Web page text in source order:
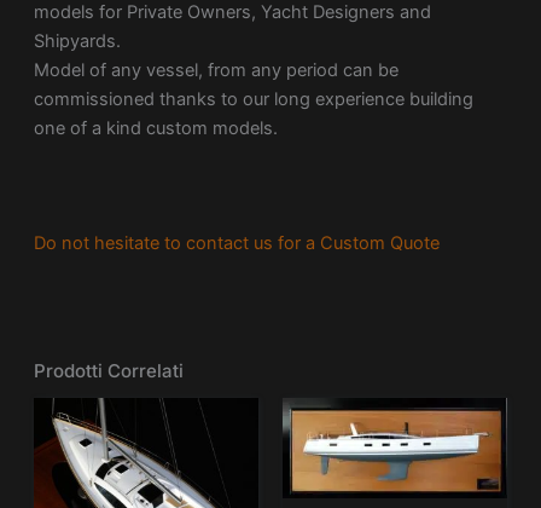
models for Private Owners, Yacht Designers and
Shipyards.
Model of any vessel, from any period can be
commissioned thanks to our long experience building
one of a kind custom models.
Do not hesitate to contact us for a Custom Quote
Prodotti Correlati